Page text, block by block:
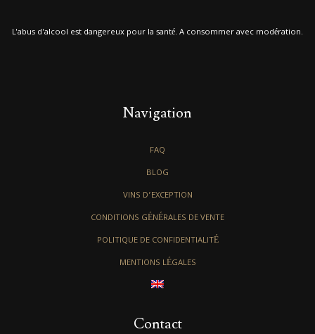
L'abus d'alcool est dangereux pour la santé. A consommer avec modération.
Navigation
FAQ
BLOG
VINS D’EXCEPTION
CONDITIONS GÉNÉRALES DE VENTE
POLITIQUE DE CONFIDENTIALITÉ
MENTIONS LÉGALES
Contact